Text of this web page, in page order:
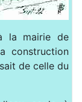
la mairie de
construction
de celle du